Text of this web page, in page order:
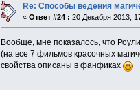
Re: Способы ведения
«Ответ #24 : 20 Декабря 2013,
Вообще, мне показалось, что
(на все 7 фильмов красочных
свойства описаны в фанфиках